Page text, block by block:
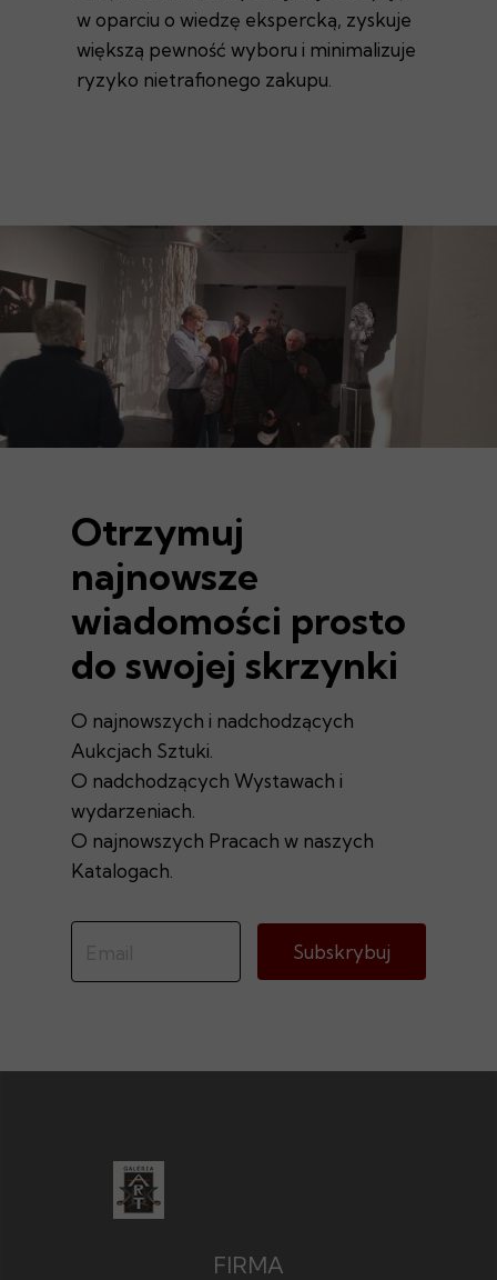
w oparciu o wiedzę ekspercką, zyskuje
większą pewność wyboru i minimalizuje
ryzyko nietrafionego zakupu.
Otrzymuj
najnowsze
wiadomości prosto
do swojej skrzynki
O najnowszych i nadchodzących
Aukcjach Sztuki.
O nadchodzących Wystawach i
wydarzeniach.
O najnowszych Pracach w naszych
Katalogach.
Subskrybuj
FIRMA